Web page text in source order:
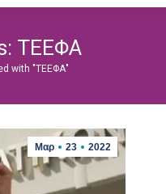
ΤΕΕΦΑ
with "ΤΕΕΦΑ"
Μαρ 23 2022